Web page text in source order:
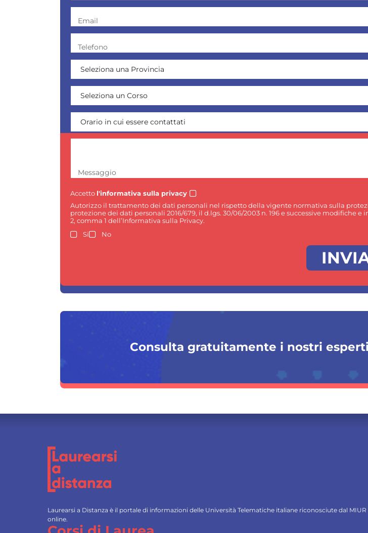
Email
Telefono
Messaggio
Accetto l'informativa sulla privacy
Autorizzo il trattamento dei dati personali nel rispetto della vigente normativa sulla
protezione dei dati personali 2016/679, il d.lgs. 30/06/2003 n. 196 e successive modifiche e
2, comma 1 dell’Informativa sulla Privacy.
Si
No
Consulta gratuitamente i nostri
Laurearsi a Distanza è il portale di informazioni delle Università Telematiche italiane riconosciute dal
online.